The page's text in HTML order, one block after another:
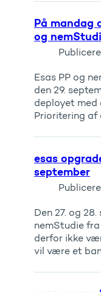
På mandag
og
Esas PP og
den 29.
deployet
Prioritering af
esas
september
Den 27. og
nemStudie fra
derfor ikke
vil være et